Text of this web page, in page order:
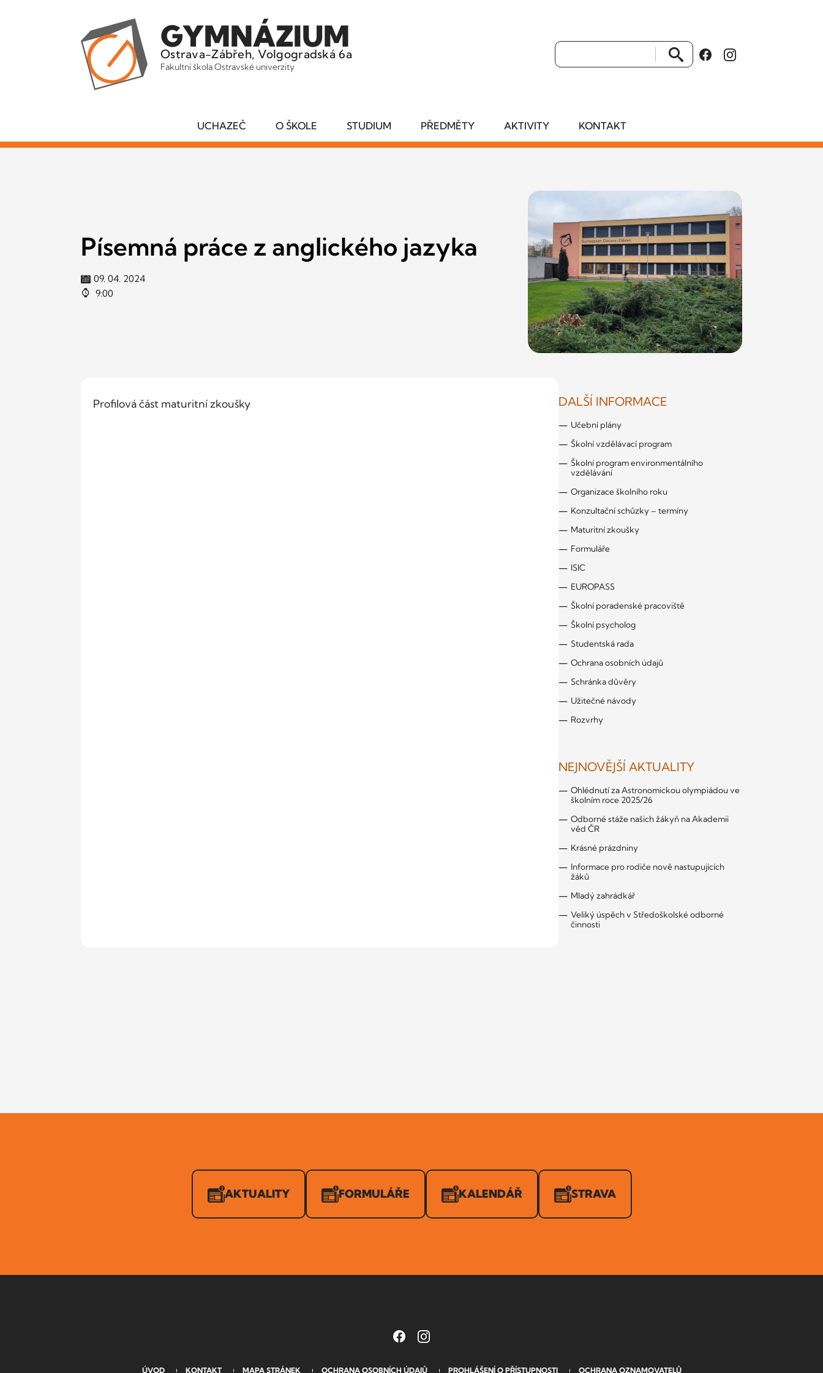
GYMNÁZIUM
Ostrava-Zábřeh, Volgogradská 6a
Fakultní škola Ostravské univerzity VYHLEDAT
UCHAZEČ O ŠKOLE STUDIUM PŘEDMĚTY AKTIVITY KONTAKT
Písemná práce z anglického jazyka
09. 04. 2024
9:00
Profilová část maturitní zkoušky DALŠÍ INFORMACE
Učební plány
Školní vzdělávací program
Školní program environmentálního
vzdělávání
Organizace školního roku
Konzultační schůzky – termíny
Maturitní zkoušky
Formuláře
ISIC
EUROPASS
Školní poradenské pracoviště
Školní psycholog
Studentská rada
Ochrana osobních údajů
Schránka důvěry
Užitečné návody
Rozvrhy
NEJNOVĚJŠÍ AKTUALITY
Ohlédnutí za Astronomickou olympiádou ve
školním roce 2025/26
Odborné stáže našich žákyň na Akademii
věd ČR
Krásné prázdniny
Informace pro rodiče nově nastupujících
žáků
Mladý zahrádkář
Veliký úspěch v Středoškolské odborné
činnosti
AKTUALITY FORMULÁŘE KALENDÁŘ STRAVA
ÚVOD KONTAKT MAPA STRÁNEK OCHRANA OSOBNÍCH ÚDAJŮ PROHLÁŠENÍ O PŘÍSTUPNOSTI OCHRANA OZNAMOVATELŮ